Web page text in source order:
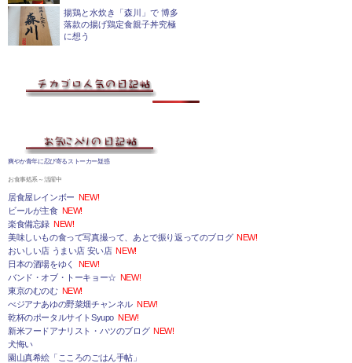
揚鶏と水炊き「森川」で 博多
落款の揚げ鶏定食親子丼究極
に想う
爽やか青年に忍び寄るストーカー疑惑
お食事処系～活躍中
居食屋レインボー NEW!
ビールが主食 NEW!
楽食備忘録 NEW!
美味しいもの食って写真撮って、あとで振り返ってのブログ NEW!
おいしい店 うまい店 安い店 NEW!
日本の酒場をゆく
NEW!
バンド・オブ・トーキョー☆ NEW!
東京のむのむ NEW!
べジアナあゆの野菜畑チャンネル NEW!
乾杯のポータルサイトSyupo NEW!
新米フードアナリスト・ハツのブログ NEW!
犬悔い
園山真希絵「こころのごはん手帖」